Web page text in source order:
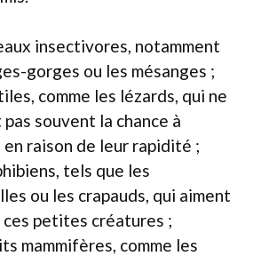
insectivores, notamment
gorges ou les mésanges ;
comme les lézards, qui ne
souvent la chance à
en raison de leur rapidité ;
tels que les
ou les crapauds, qui aiment
ces petites créatures ;
mammifères, comme les